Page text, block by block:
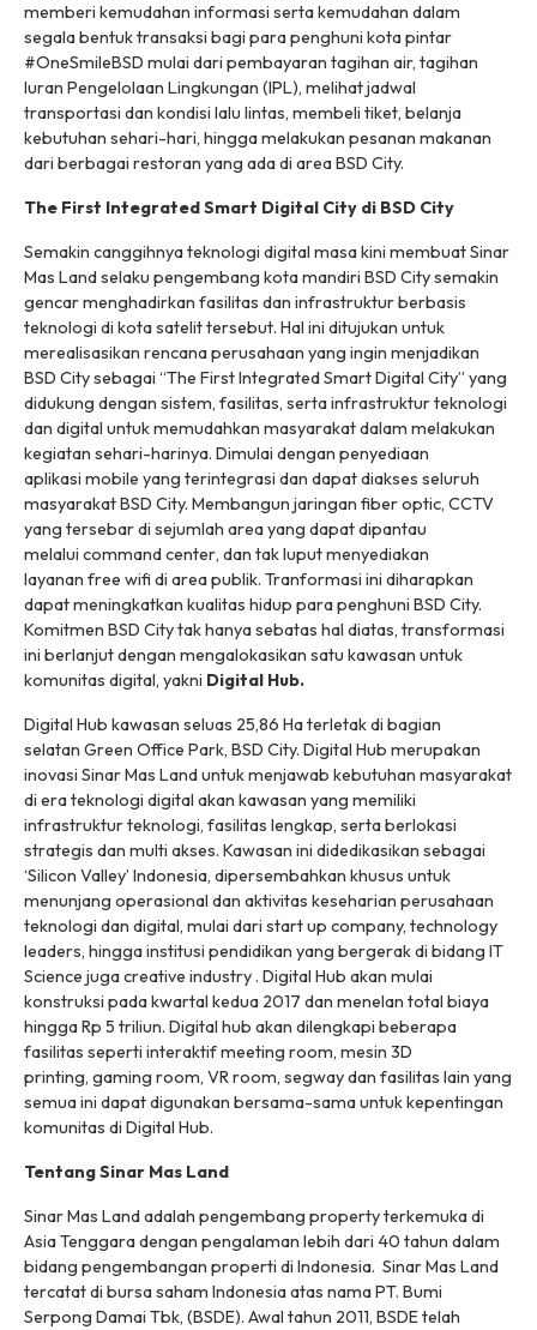
memberi kemudahan informasi serta kemudahan dalam
segala bentuk transaksi bagi para penghuni kota pintar
#OneSmileBSD mulai dari pembayaran tagihan air, tagihan
Iuran Pengelolaan Lingkungan (IPL), melihat jadwal
transportasi dan kondisi lalu lintas, membeli tiket, belanja
kebutuhan sehari-hari, hingga melakukan pesanan makanan
dari berbagai restoran yang ada di area BSD City.
The First Integrated Smart Digital City di BSD City
Semakin canggihnya teknologi digital masa kini membuat Sinar
Mas Land selaku pengembang kota mandiri BSD City semakin
gencar menghadirkan fasilitas dan infrastruktur berbasis
teknologi di kota satelit tersebut. Hal ini ditujukan untuk
merealisasikan rencana perusahaan yang ingin menjadikan
BSD City sebagai “The First Integrated Smart Digital City” yang
didukung dengan sistem, fasilitas, serta infrastruktur teknologi
dan digital untuk memudahkan masyarakat dalam melakukan
kegiatan sehari-harinya. Dimulai dengan penyediaan
aplikasi mobile yang terintegrasi dan dapat diakses seluruh
masyarakat BSD City. Membangun jaringan fiber optic, CCTV
yang tersebar di sejumlah area yang dapat dipantau
melalui command center, dan tak luput menyediakan
layanan free wifi di area publik. Tranformasi ini diharapkan
dapat meningkatkan kualitas hidup para penghuni BSD City.
Komitmen BSD City tak hanya sebatas hal diatas, transformasi
ini berlanjut dengan mengalokasikan satu kawasan untuk
komunitas digital, yakni Digital Hub.
Digital Hub kawasan seluas 25,86 Ha terletak di bagian
selatan Green Office Park, BSD City. Digital Hub merupakan
inovasi Sinar Mas Land untuk menjawab kebutuhan masyarakat
di era teknologi digital akan kawasan yang memiliki
infrastruktur teknologi, fasilitas lengkap, serta berlokasi
strategis dan multi akses. Kawasan ini didedikasikan sebagai
‘Silicon Valley’ Indonesia, dipersembahkan khusus untuk
menunjang operasional dan aktivitas keseharian perusahaan
teknologi dan digital, mulai dari start up company, technology
leaders, hingga institusi pendidikan yang bergerak di bidang IT
Science juga creative industry . Digital Hub akan mulai
konstruksi pada kwartal kedua 2017 dan menelan total biaya
hingga Rp 5 triliun. Digital hub akan dilengkapi beberapa
fasilitas seperti interaktifmeeting room, mesin 3D
printing, gaming room, VR room, segwaydan fasilitas lain yang
semua ini dapat digunakan bersama-sama untuk kepentingan
komunitas di Digital Hub.
Tentang Sinar Mas Land
Sinar Mas Land adalah pengembang property terkemuka di
Asia Tenggara dengan pengalaman lebih dari 40 tahun dalam
bidang pengembangan properti di Indonesia. Sinar Mas Land
tercatat di bursa saham Indonesia atas nama PT. Bumi
Serpong Damai Tbk, (BSDE). Awal tahun 2011, BSDE telah